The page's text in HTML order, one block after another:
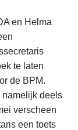
en Helma
te laten
de BPM.
namelijk deels
verscheen
een toets